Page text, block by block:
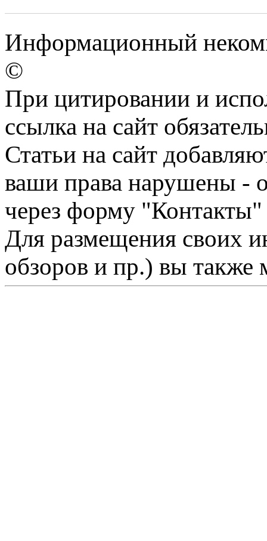
Информационный
©
При цитировании и
ссылка на сайт
Статьи на сайт
ваши права нарушены -
через форму "Контакты"
Для размещения своих
обзоров и пр.) вы также